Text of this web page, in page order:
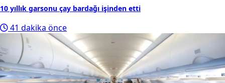
10 yıllık garsonu çay bardağı işinden etti
41 dakika önce